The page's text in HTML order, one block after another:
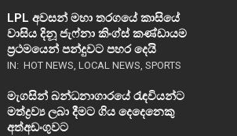
LPL අවසන් මහා තරගයේ කාසියේ
වාසිය දිනූ ජැෆ්නා කිංග්ස් කණ්ඩායම
ප්‍රථමයෙන් පන්දුවට පහර දෙයි
IN: HOT NEWS, LOCAL NEWS, SPORTS
මැගසින් බන්ධනාගාරයේ රැඳවියන්ට
මත්ද්‍රව්‍ය ලබා දීමට ගිය දෙදෙනෙකු
අත්අඩංගුවට